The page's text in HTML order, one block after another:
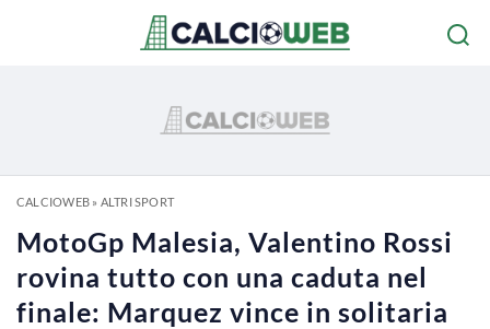
CALCIOWEB» ALTRI SPORT
MotoGp Malesia, Valentino Rossi
rovina tutto con una caduta nel
finale: Marquez vince in solitaria